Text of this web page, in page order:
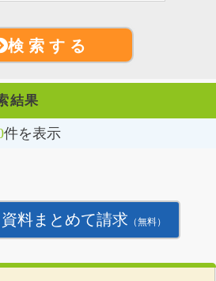
検 索 す る
結果
件を表示
料まとめて請求 （無料）